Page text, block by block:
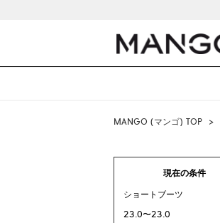
MANGO (マンゴ) TOP >
現在の条件
ショートブーツ
23.0〜23.0